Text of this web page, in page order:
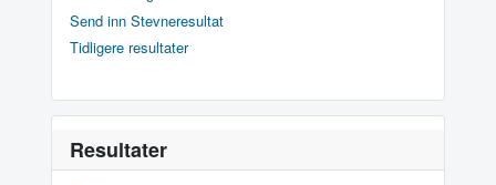
Send inn Stevneresultat
Tidligere resultater
Resultater